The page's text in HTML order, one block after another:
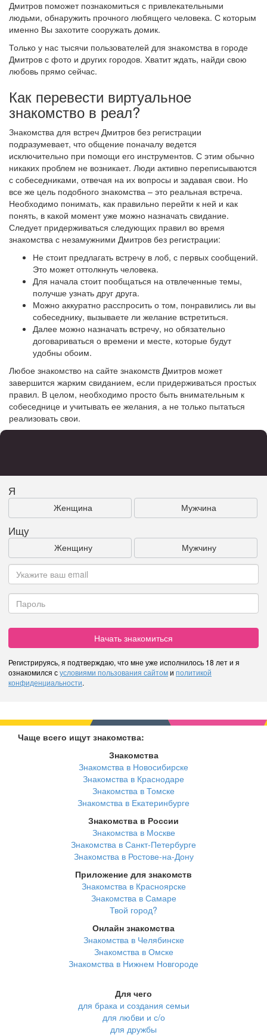
Дмитров поможет познакомиться с привлекательными
людьми, обнаружить прочного любящего человека. С которым
именно Вы захотите сооружать домик.
Только у нас тысячи пользователей для знакомства в городе
Дмитров с фото и других городов. Хватит ждать, найди свою
любовь прямо сейчас.
Как перевести виртуальное
знакомство в реал?
Знакомства для встреч Дмитров без регистрации
подразумевает, что общение поначалу ведется
исключительно при помощи его инструментов. С этим обычно
никаких проблем не возникает. Люди активно переписываются
с собеседниками, отвечая на их вопросы и задавая свои. Но
все же цель подобного знакомства – это реальная встреча.
Необходимо понимать, как правильно перейти к ней и как
понять, в какой момент уже можно назначать свидание.
Следует придерживаться следующих правил во время
знакомства с незамужними Дмитров без регистрации:
Не стоит предлагать встречу в лоб, с первых сообщений.
Это может оттолкнуть человека.
Для начала стоит пообщаться на отвлеченные темы,
получше узнать друг друга.
Можно аккуратно расспросить о том, понравились ли вы
собеседнику, вызываете ли желание встретиться.
Далее можно назначать встречу, но обязательно
договариваться о времени и месте, которые будут
удобны обоим.
Любое знакомство на сайте знакомств Дмитров может
завершится жарким свиданием, если придерживаться простых
правил. В целом, необходимо просто быть внимательным к
собеседнице и учитывать ее желания, а не только пытаться
реализовать свои.
Я
Женщина Мужчина
Ищу
Женщину Мужчину
Начать знакомиться
Регистрируясь, я подтверждаю, что мне уже исполнилось 18 лет и я
ознакомился сусловиями пользования сайтоми политикой
конфиденциальности.
Чаще всего ищут знакомства:
Знакомства
Знакомства в Новосибирске
Знакомства в Краснодаре
Знакомства в Томске
Знакомства в Екатеринбурге
Знакомства в России
Знакомства в Москве
Знакомства в Санкт-Петербурге
Знакомства в Ростове-на-Дону
Приложение для знакомств
Знакомства в Красноярске
Знакомства в Самаре
Твой город?
Онлайн знакомства
Знакомства в Челябинске
Знакомства в Омске
Знакомства в Нижнем Новгороде
Для чего
для брака и создания семьи
для любви и с/о
для дружбы